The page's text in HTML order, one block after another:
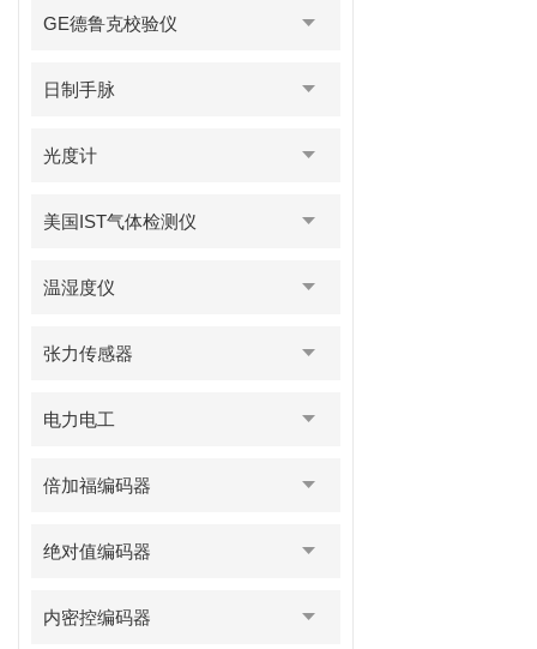
GE德鲁克校验仪
日制手脉
光度计
美国IST气体检测仪
温湿度仪
张力传感器
电力电工
倍加福编码器
绝对值编码器
内密控编码器